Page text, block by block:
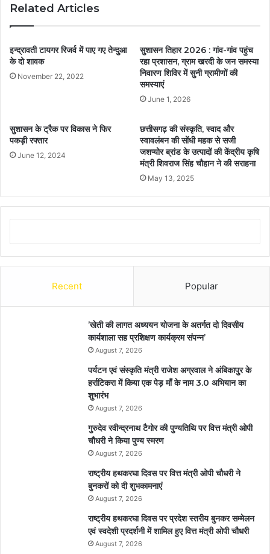
Related Articles
इन्द्रावती टायगर रिजर्व में पाए गए तेन्दुआ
के दो शावक
November 22, 2022
सुशासन तिहार 2026 : गांव-गांव पहुंच
रहा प्रशासन, ग्राम खरदी के जन समस्या
निवारण शिविर में सुनी ग्रामीणों की
समस्याएं
June 1, 2026
सुशासन के ट्रैक पर विकास ने फिर
पकड़ी रफ्तार
June 12, 2024
छत्तीसगढ़ की संस्कृति, स्वाद और
स्वावलंबन की सोंधी महक से सजी
जशप्योर ब्रांड के उत्पादों की केंद्रीय कृषि
मंत्री शिवराज सिंह चौहान ने की सराहना
May 13, 2025
Recent Popular
’खेती की लागत अध्ययन योजना के अतर्गत दो दिवसीय
कार्यशाला सह प्रशिक्षण कार्यक्रम संपन्न’
August 7, 2026
पर्यटन एवं संस्कृति मंत्री राजेश अग्रवाल ने अंबिकापुर के
हर्राटिकरा में किया एक पेड़ माँ के नाम 3.0 अभियान का
शुभारंभ
August 7, 2026
गुरुदेव रवीन्द्रनाथ टैगोर की पुण्यतिथि पर वित्त मंत्री ओपी
चौधरी ने किया पुण्य स्मरण
August 7, 2026
राष्ट्रीय हथकरघा दिवस पर वित्त मंत्री ओपी चौधरी ने
बुनकरों को दी शुभकामनाएं
August 7, 2026
राष्ट्रीय हथकरघा दिवस पर प्रदेश स्तरीय बुनकर सम्मेलन
एवं स्वदेशी प्रदर्शनी में शामिल हुए वित्त मंत्री ओपी चौधरी
August 7, 2026